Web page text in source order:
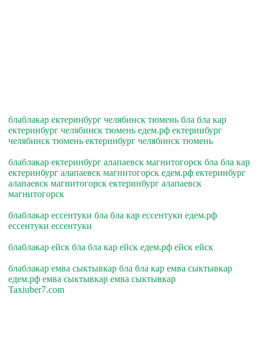
блаблакар ектеринбург челябинск тюмень бла бла кар
ектеринбург челябинск тюмень едем.рф ектеринбург
челябинск тюмень ектеринбург челябинск тюмень
блаблакар ектеринбург алапаевск магнитогорск бла бла кар
ектеринбург алапаевск магнитогорск едем.рф ектеринбург
алапаевск магнитогорск ектеринбург алапаевск
магнитогорск
блаблакар ессентуки бла бла кар ессентуки едем.рф
ессентуки ессентуки
блаблакар ейск бла бла кар ейск едем.рф ейск ейск
блаблакар емва сыктывкар бла бла кар емва сыктывкар
едем.рф емва сыктывкар емва сыктывкар
Taxiuber7.com